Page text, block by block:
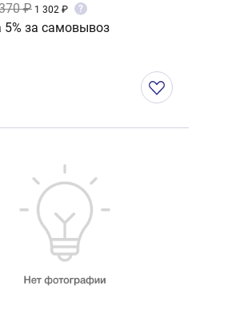
₽ 1 302 ₽ ?
5% за самовывоз